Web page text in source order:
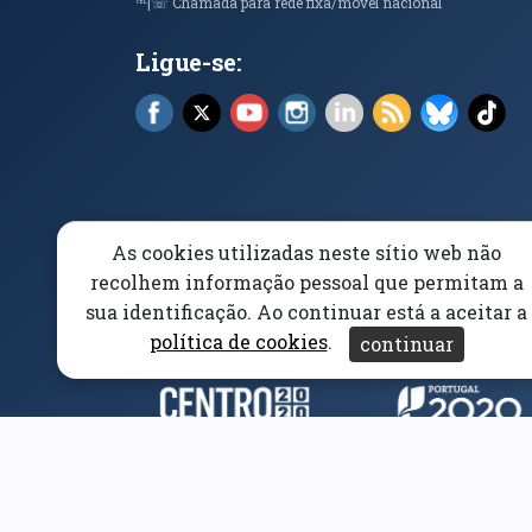
Ligue-se:
Facebook (abre em nova janela)
X (abre em nova janela)
YouTube (abre em nova janela)
Instagram (abre em nova
LinkedIn (abre em
RSS (abre em
Bluesky
Acessibilidade Aviso/Privacidade Proteção
Parceiros e(abre em nova janela)
As cookies utilizadas neste sítio web não
recolhem informação pessoal que permitam a
sua identificação. Ao continuar está a aceitar a
política de cookies. continuar